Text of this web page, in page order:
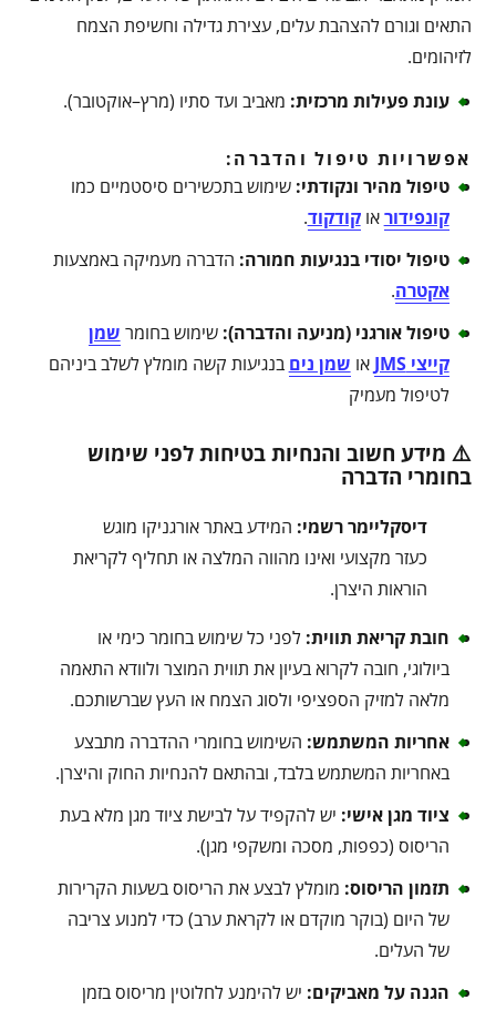
התאים וגורם להצהבת עלים, עצירת גדילה וחשיפת הצמח
לזיהומים.
עונת פעילות מרכזית: מאביב ועד סתיו (מרץ–אוקטובר).
אפשרויות טיפול והדברה:
טיפול מהיר ונקודתי: שימוש בתכשירים סיסטמיים כמו
קונפידוראוקודקוד.
טיפול יסודי בנגיעות חמורה: הדברה מעמיקה באמצעות
אקטרה.
טיפול אורגני (מניעה והדברה): שימוש בחומר שמן
קייצי JMS
או שמן נים בנגיעות קשה מומלץ לשלב ביניהם
לטיפול מעמיק
⚠️ מידע חשוב והנחיות בטיחות לפני שימוש
בחומרי הדברה
דיסקליימר רשמי: המידע באתר אורגניקו מוגש
כעזר מקצועי ואינו מהווה המלצה או תחליף לקריאת
הוראות היצרן.
חובת קריאת תווית: לפני כל שימוש בחומר כימי או
ביולוגי, חובה לקרוא בעיון את תווית המוצר ולוודא התאמה
מלאה למזיק הספציפי ולסוג הצמח או העץ שברשותכם.
אחריות המשתמש: השימוש בחומרי ההדברה מתבצע
באחריות המשתמש בלבד, ובהתאם להנחיות החוק והיצרן.
ציוד מגן אישי: יש להקפיד על לבישת ציוד מגן מלא בעת
הריסוס (כפפות, מסכה ומשקפי מגן).
תזמון הריסוס: מומלץ לבצע את הריסוס בשעות הקרירות
של היום (בוקר מוקדם או לקראת ערב) כדי למנוע צריבה
של העלים.
הגנה על מאביקים: יש להימנע לחלוטין מריסוס בזמן